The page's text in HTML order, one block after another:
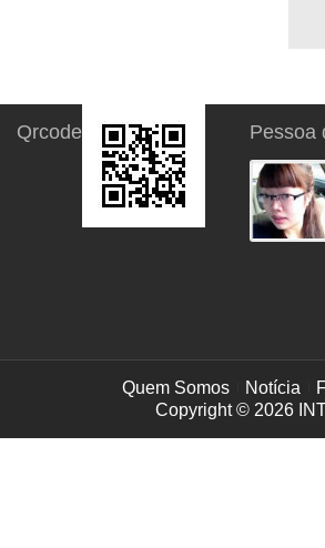
Qrcode Pessoa
Quem Somos Notícia
Copyright © 2026